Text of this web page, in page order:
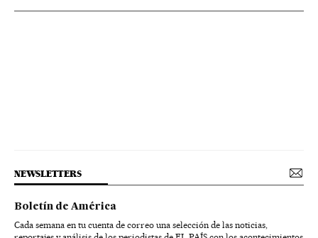
NEWSLETTERS
Boletín de América
Cada semana en tu cuenta de correo una selección de las noticias,